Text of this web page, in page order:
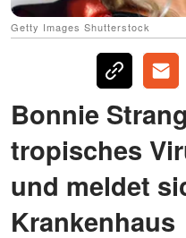
Getty Images Shutterstock
Bonnie
tropisches
und meldet
Krankenhaus